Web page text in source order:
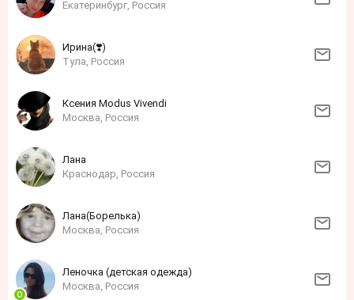
Екатеринбург, Россия
Ирина(❣️)
Тула, Россия
Ксения Modus Vivendi
Москва, Россия
Лана
Краснодар, Россия
Лана(Борелька)
Москва, Россия
Леночка (детская одежда)
Москва, Россия